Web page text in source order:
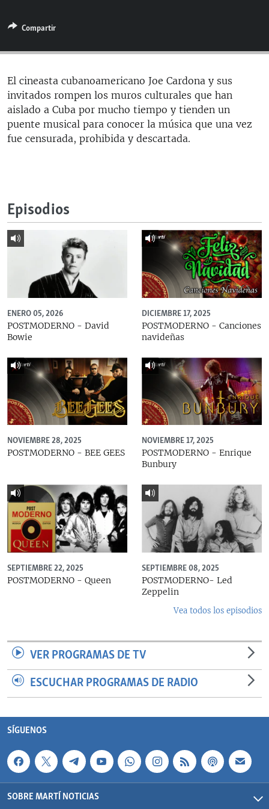
ESPECIALES
ESPECIALES
LA REALIDAD DE LA VIVIENDA EN CUBA
SER VIEJO EN CUBA
KENTU-CUBANO
LOS SANTOS DE HIALEAH
MULTIMEDIA
EDITORIALES
SÍGUENOS
Compartir
El cineasta cubanoamericano Joe Cardona y sus
invitados rompen los muros culturales que han
aislado a Cuba por mucho tiempo y tienden un
puente musical para conocer la música que una vez
fue censurada, prohibida y descartada.
Episodios
ENERO 05, 2026
POSTMODERNO - David
Bowie
DICIEMBRE 17, 2025
POSTMODERNO - Canciones
navideñas
NOVIEMBRE 28, 2025
POSTMODERNO - BEE GEES
NOVIEMBRE 17, 2025
POSTMODERNO - Enrique
Bunbury
SEPTIEMBRE 22, 2025
POSTMODERNO - Queen
SEPTIEMBRE 08, 2025
POSTMODERNO- Led
Zeppelin
Vea todos los episodios
VER PROGRAMAS DE TV
ESCUCHAR PROGRAMAS DE RADIO
SÍGUENOS
SOBRE MARTÍ NOTICIAS